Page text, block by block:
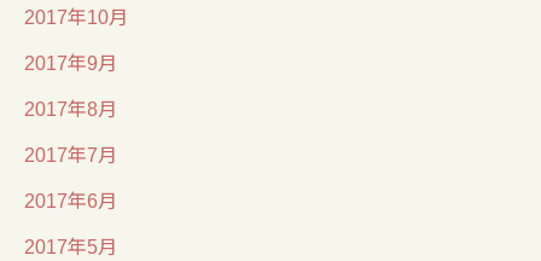
2017年10月
2017年9月
2017年8月
2017年7月
2017年6月
2017年5月